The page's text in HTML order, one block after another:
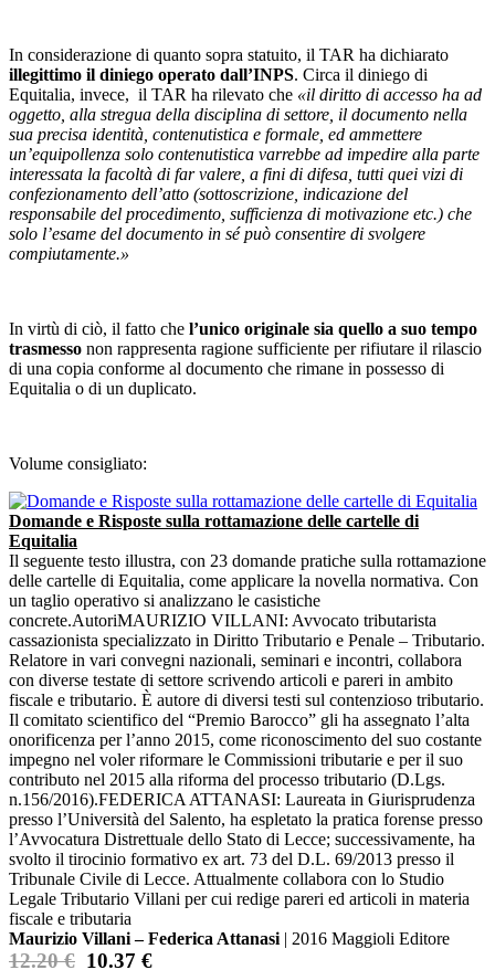
In considerazione di quanto sopra statuito, il TAR ha dichiarato
illegittimo il diniego operato dall’INPS. Circa il diniego di
Equitalia, invece, il TAR ha rilevato che «il diritto di accesso ha ad
oggetto, alla stregua della disciplina di settore, il documento nella
sua precisa identità, contenutistica e formale, ed ammettere
un’equipollenza solo contenutistica varrebbe ad impedire alla parte
interessata la facoltà di far valere, a fini di difesa, tutti quei vizi di
confezionamento dell’atto (sottoscrizione, indicazione del
responsabile del procedimento, sufficienza di motivazione etc.) che
solo l’esame del documento in sé può consentire di svolgere
compiutamente.»
In virtù di ciò, il fatto che l’unico originale sia quello a suo tempo
trasmesso non rappresenta ragione sufficiente per rifiutare il rilascio
di una copia conforme al documento che rimane in possesso di
Equitalia o di un duplicato.
Volume consigliato:
Domande e Risposte sulla rottamazione delle cartelle di
Equitalia
Il seguente testo illustra, con 23 domande pratiche sulla rottamazione
delle cartelle di Equitalia, come applicare la novella normativa. Con
un taglio operativo si analizzano le casistiche
concrete.AutoriMAURIZIO VILLANI: Avvocato tributarista
cassazionista specializzato in Diritto Tributario e Penale – Tributario.
Relatore in vari convegni nazionali, seminari e incontri, collabora
con diverse testate di settore scrivendo articoli e pareri in ambito
fiscale e tributario. È autore di diversi testi sul contenzioso tributario.
Il comitato scientifico del “Premio Barocco” gli ha assegnato l’alta
onorificenza per l’anno 2015, come riconoscimento del suo costante
impegno nel voler riformare le Commissioni tributarie e per il suo
contributo nel 2015 alla riforma del processo tributario (D.Lgs.
n.156/2016).FEDERICA ATTANASI: Laureata in Giurisprudenza
presso l’Università del Salento, ha espletato la pratica forense presso
l’Avvocatura Distrettuale dello Stato di Lecce; successivamente, ha
svolto il tirocinio formativo ex art. 73 del D.L. 69/2013 presso il
Tribunale Civile di Lecce. Attualmente collabora con lo Studio
Legale Tributario Villani per cui redige pareri ed articoli in materia
fiscale e tributaria
Maurizio Villani – Federica Attanasi | 2016 Maggioli Editore
12.20 € 10.37 €